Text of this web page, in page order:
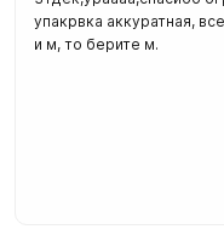
упакрвка аккуратная,
и м, то берите м.